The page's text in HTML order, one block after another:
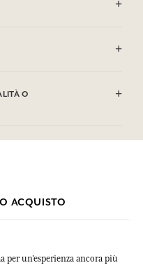
Citrus Limon Peel Oil,
Isoeugenol, Pinene,
O
ambientali
ACQUISTO
per un’esperienza ancora più